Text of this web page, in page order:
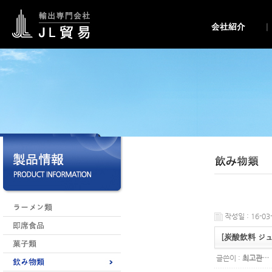
작성일 : 16-
[炭酸飲料 ジ
글쓴이 : 최고관…